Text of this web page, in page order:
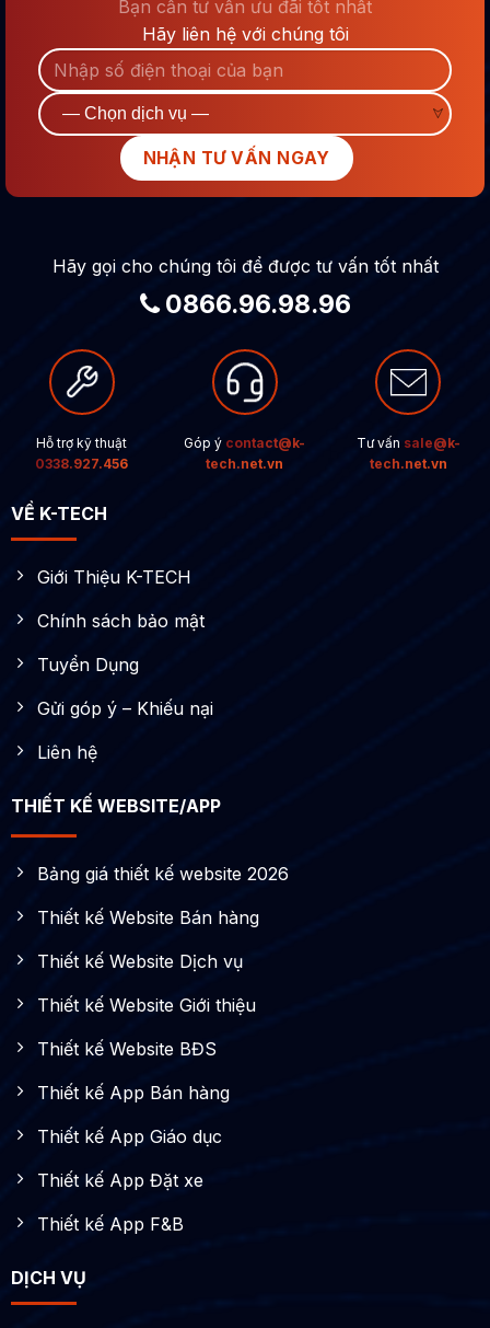
Bạn cần tư vấn ưu đãi tốt nhất
Hãy liên hệ với chúng tôi
Hãy gọi cho chúng tôi để được tư vấn tốt nhất
0866.96.98.96
Hỗ trợ kỹ thuật
0338.927.456
Góp ý contact@k-
tech.net.vn
Tư vấn sale@k-
tech.net.vn
VỀ K-TECH
Giới Thiệu K-TECH
Chính sách bảo mật
Tuyển Dụng
Gửi góp ý – Khiếu nại
Liên hệ
THIẾT KẾ WEBSITE/APP
Bảng giá thiết kế website 2026
Thiết kế Website Bán hàng
Thiết kế Website Dịch vụ
Thiết kế Website Giới thiệu
Thiết kế Website BĐS
Thiết kế App Bán hàng
Thiết kế App Giáo dục
Thiết kế App Đặt xe
Thiết kế App F&B
DỊCH VỤ